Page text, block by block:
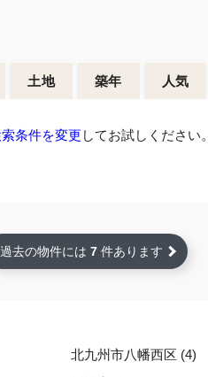
土地 築年 人気
条件を変更 してお試しください。
過去の物件には 7 件あります
北九州市八幡西区 (4)